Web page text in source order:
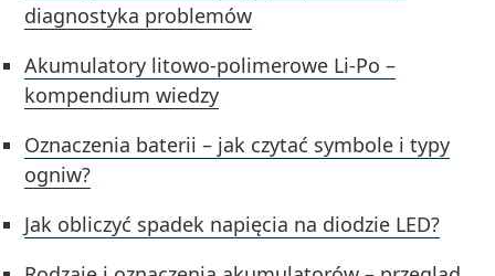
diagnostyka problemów
Akumulatory litowo-polimerowe Li-Po –
kompendium wiedzy
Oznaczenia baterii – jak czytać symbole i typy
ogniw?
Jak obliczyć spadek napięcia na diodzie LED?